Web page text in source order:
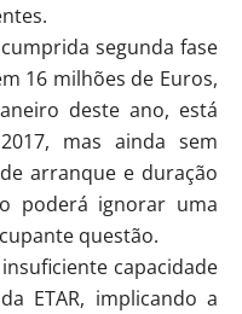
segunda fase
16 milhões de Euros,
deste ano, está
mas ainda sem
arranque e duração
poderá ignorar uma
questão.
capacidade
ETAR, implicando a